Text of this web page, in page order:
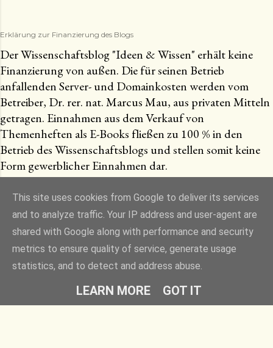
Erklärung zur Finanzierung des Blogs
Der Wissenschaftsblog "Ideen & Wissen" erhält keine
Finanzierung von außen. Die für seinen Betrieb
anfallenden Server- und Domainkosten werden vom
Betreiber, Dr. rer. nat. Marcus Mau, aus privaten Mitteln
getragen. Einnahmen aus dem Verkauf von
Themenheften als E-Books fließen zu 100 % in den
Betrieb des Wissenschaftsblogs und stellen somit keine
Form gewerblicher Einnahmen dar.
Powered by Blogger
Designbilder vonRaycat
Dr. Marcus Mau (Freier Autor und Medizinredakteur)
This site uses cookies from Google to deliver its services
and to analyze traffic. Your IP address and user-agent are
shared with Google along with performance and security
metrics to ensure quality of service, generate usage
statistics, and to detect and address abuse.
LEARN MORE GOT IT